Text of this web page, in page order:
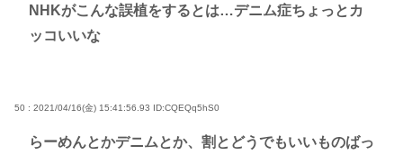
NHKがこんな誤植をするとは…デニム症ちょっとカ
ッコいいな
50 : 2021/04/16(金) 15:41:56.93 ID:CQEQq5hS0
らーめんとかデニムとか、割とどうでもいいものばっ